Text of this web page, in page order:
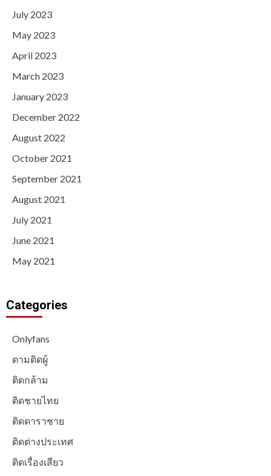
July 2023
May 2023
April 2023
March 2023
January 2023
December 2022
August 2022
October 2021
September 2021
August 2021
July 2021
June 2021
May 2021
Categories
Onlyfans
ตามติดผู้
ติดกล้าม
ติดชายไทย
ติดดาราชาย
ติดต่างประเทศ
ติดเรื่องเสียว